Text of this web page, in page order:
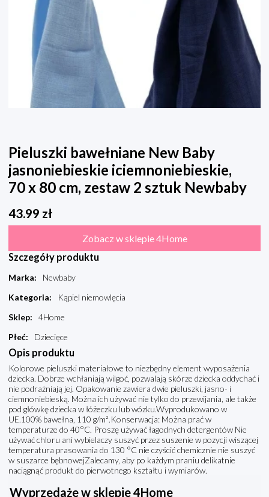
Pieluszki bawełniane New Baby
jasnoniebieskie iciemnoniebieskie,
70 x 80 cm, zestaw 2 sztuk Newbaby
43.99 zł
Zobacz w sklepie 4Home
Szczegóły produktu
Marka:
Newbaby
Kategoria:
Kąpiel niemowlęcia
Sklep:
4Home
Płeć: Dziecięce
Opis produktu
Kolorowe pieluszki materiałowe to niezbędny element wyposażenia
dziecka. Dobrze wchłaniają wilgoć, pozwalają skórze dziecka oddychać i
nie podrażniają jej. Opakowanie zawiera dwie pieluszki, jasno- i
ciemnoniebieską. Można ich używać nie tylko do przewijania, ale także
pod główkę dziecka w łóżeczku lub wózku.Wyprodukowano w
UE.100% bawełna, 110 g/m².Konserwacja: Można prać w
temperaturze do 40°C. Proszę używać łagodnych detergentów Nie
używać chloru ani wybielaczy suszyć przez suszenie w pozycji wiszącej
temperatura prasowania do 130 °C nie czyścić chemicznie nie suszyć
w suszarce bębnowejZalecamy, aby po każdym praniu delikatnie
naciągnąć produkt do pierwotnego kształtu i wymiarów.
Wyprzedaże w sklepie 4Home